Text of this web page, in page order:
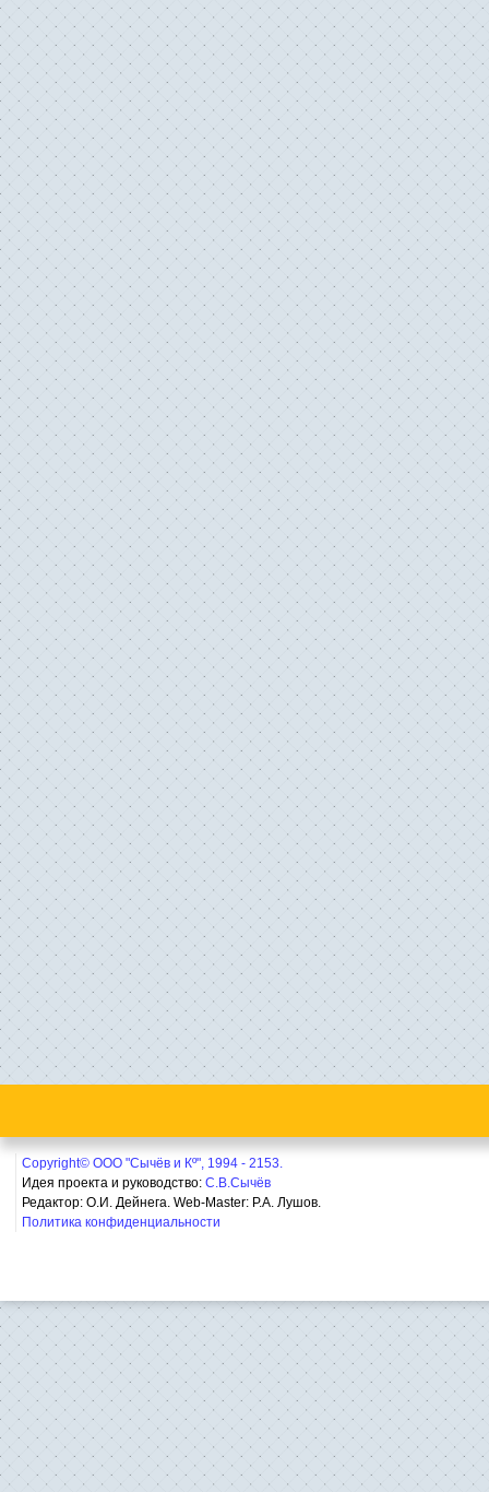
Copyright© ООО "Сычёв и Кº", 1994 - 2153.
Идея проекта и руководство: С.В.Сычёв
Редактор: О.И. Дейнега. Web-Master: Р.А. Лушов.
Политика конфиденциальности